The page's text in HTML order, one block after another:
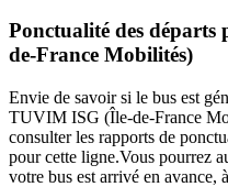
Ponctualité des
de-France Mobilités)
Envie de savoir si le bus est
TUVIM ISG (Île-de-France
consulter les rapports de
pour cette ligne.Vous pourrez
votre bus est arrivé en avance,